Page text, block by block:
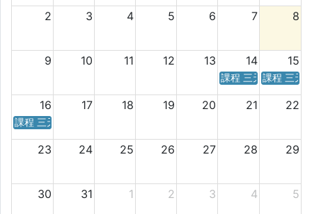
2 3 4 5 6 7 8
9 10 11 12 13 14 15
課程 三天／六天 時
課程 三天
16 17 18 19 20 21 22
課程 三天／六天 時間表
23 24 25 26 27 28 29
30 31 1 2 3 4 5